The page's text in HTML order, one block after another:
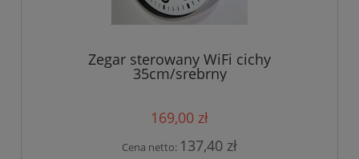
Zegar sterowany WiFi cichy
35cm/srebrny
169,00 zł
Cena netto: 137,40 zł